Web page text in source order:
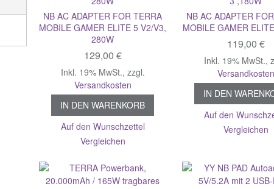
NB AC ADAPTER FOR TERRA
MOBILE GAMER ELITE 5 V2/V3,
280W
129,00 €
Inkl. 19% MwSt., zzgl.
Versandkosten
IN DEN WARENKORB
Auf den Wunschzettel
Vergleichen
NB AC ADAPTER
MOBILE GAMER
119,00 €
Inkl. 19% MwSt.,
Versandkosten
IN DEN
Auf den
Vergleichen